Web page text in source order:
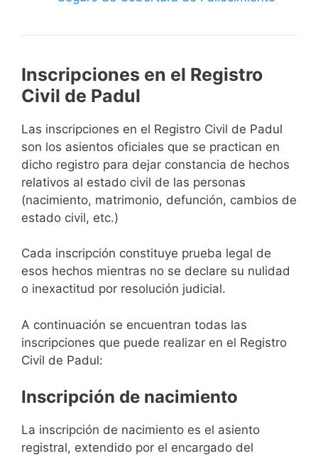
Inscripciones en el Registro
Civil de Padul
Las inscripciones en el Registro Civil de Padul
son los asientos oficiales que se practican en
dicho registro para dejar constancia de hechos
relativos al estado civil de las personas
(nacimiento, matrimonio, defunción, cambios de
estado civil, etc.)
Cada inscripción constituye prueba legal de
esos hechos mientras no se declare su nulidad
o inexactitud por resolución judicial.
A continuación se encuentran todas las
inscripciones que puede realizar en el Registro
Civil de Padul:
Inscripción de nacimiento
La inscripción de nacimiento es el asiento
registral, extendido por el encargado del